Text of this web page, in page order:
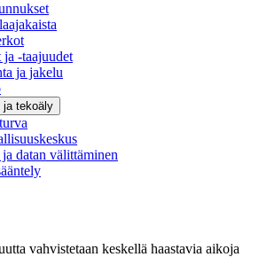
-taajuudet
ja jakelu
ja tekoäly
datan välittäminen
vahvistetaan keskellä haastavia aikoja